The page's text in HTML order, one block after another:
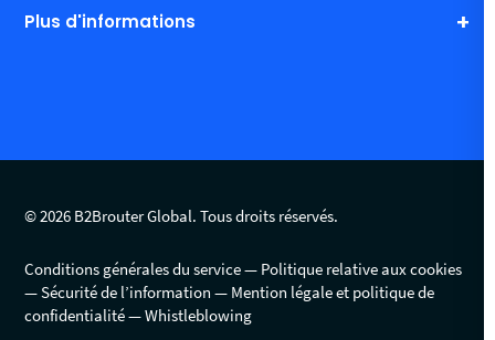
Plus d'informations
© 2026 B2Brouter Global. Tous droits réservés.
Conditions générales du service
Politique relative aux cookies
Sécurité de l’information
Mention légale et politique de
confidentialité
Whistleblowing